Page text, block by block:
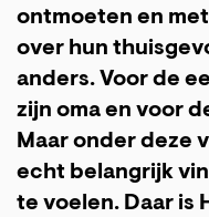
ontmoeten en
over hun
anders. Voor de
zijn oma en voor
Maar onder deze
echt belangrijk
te voelen. Daar is